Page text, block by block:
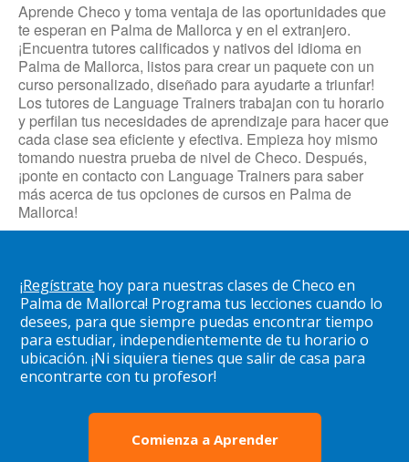
Aprende Checo y toma ventaja de las oportunidades que
te esperan en Palma de Mallorca y en el extranjero.
¡Encuentra tutores calificados y nativos del idioma en
Palma de Mallorca, listos para crear un paquete con un
curso personalizado, diseñado para ayudarte a triunfar!
Los tutores de Language Trainers trabajan con tu horario
y perfilan tus necesidades de aprendizaje para hacer que
cada clase sea eficiente y efectiva. Empieza hoy mismo
tomando nuestra prueba de nivel de Checo. Después,
¡ponte en contacto con Language Trainers para saber
más acerca de tus opciones de cursos en Palma de
Mallorca!
¡Regístrate hoy para nuestras clases de Checo en
Palma de Mallorca! Programa tus lecciones cuando lo
desees, para que siempre puedas encontrar tiempo
para estudiar, independientemente de tu horario o
ubicación. ¡Ni siquiera tienes que salir de casa para
encontrarte con tu profesor!
Comienza a Aprender